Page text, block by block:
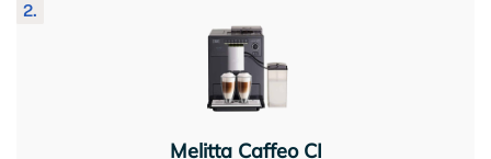
2.
Melitta Caffeo CI